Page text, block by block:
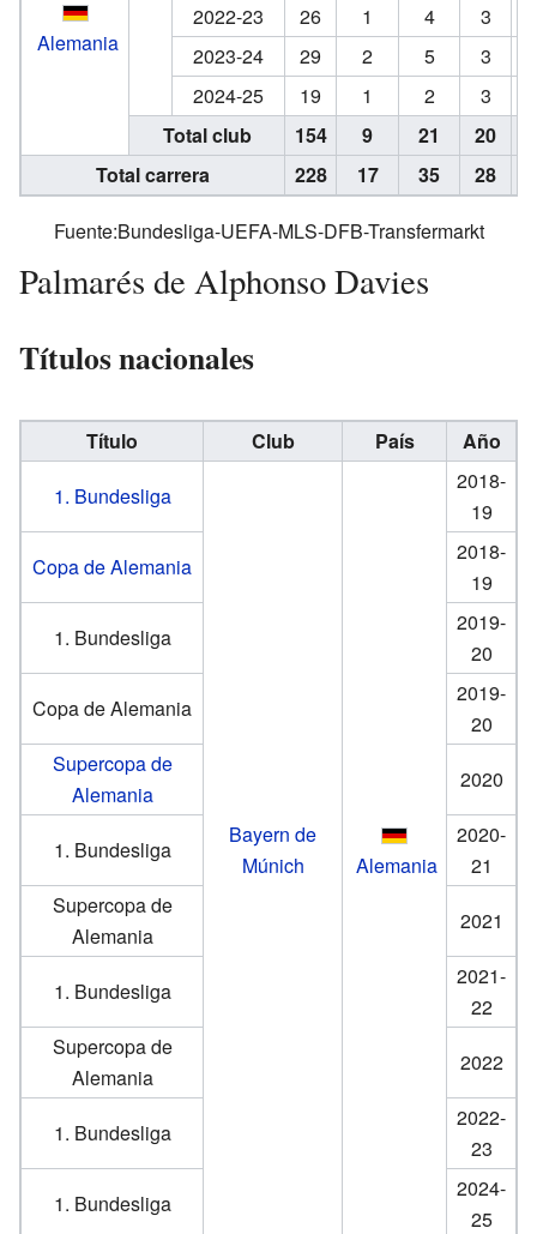
Alemania
2022-23
26 1 4
3
2023-24
29 2 5
3
2024-25
19 1 2
3
Total club
154 9 21
20
Total carrera
228 17 35 28
Fuente:Bundesliga-UEFA-MLS-DFB-Transfermarkt
Palmarés de Alphonso Davies
Títulos nacionales
Título Club País
Año
1. Bundesliga
Bayern de
Múnich
Alemania
2018-
19
Copa de Alemania
2018-
19
1. Bundesliga
2019-
20
Copa de Alemania
2019-
20
Supercopa de
Alemania
2020
1. Bundesliga
2020-
21
Supercopa de
Alemania
2021
1. Bundesliga
2021-
22
Supercopa de
Alemania
2022
1. Bundesliga
2022-
23
1. Bundesliga
2024-
25